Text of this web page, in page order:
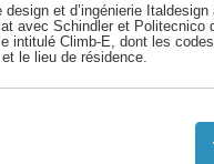
design et d’ingénierie Italdesign
avec Schindler et Politecnico
intitulé Climb-E, dont les
le lieu de résidence.